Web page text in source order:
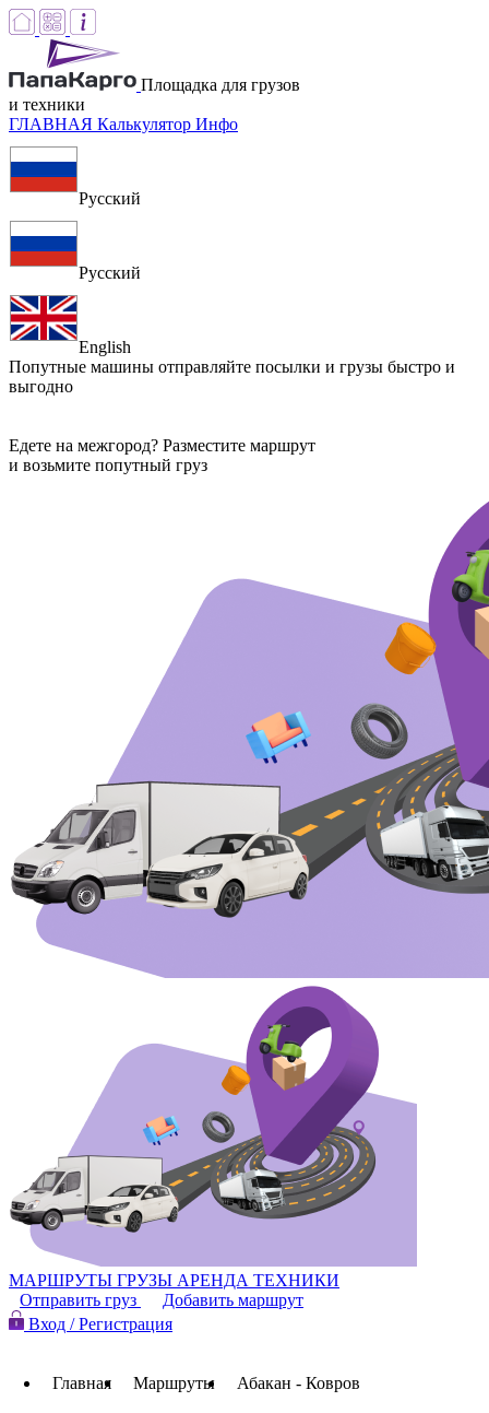
Площадка для грузов
и техники
ГЛАВНАЯ Калькулятор Инфо
Русский
Русский
English
Попутные машины отправляйте посылки и грузы быстро и
выгодно
Едете на межгород? Разместите маршрут
и возьмите попутный груз
МАРШРУТЫ ГРУЗЫ АРЕНДА ТЕХНИКИ
Отправить груз
Добавить маршрут
Вход / Регистрация
Главная Маршруты Абакан - Ковров